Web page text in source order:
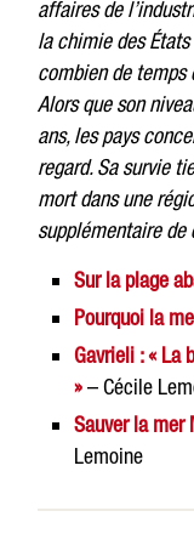
affaires de
la chimie des
combien de temps
Alors que son
ans, les pays
regard.Sa survie
mort dans une
supplémentaire de
Sur la plage
Pourquoi la
Gavrieli : « La
» – Cécile
Sauver la mer
Lemoine